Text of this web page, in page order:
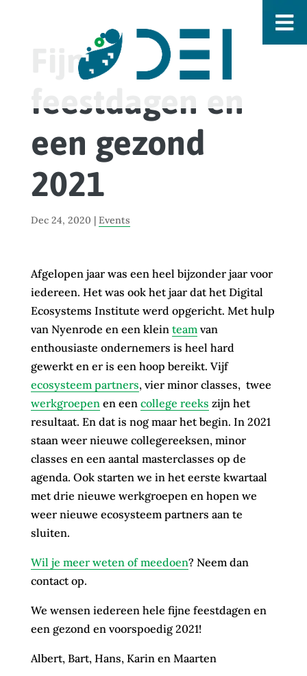
Fijne
feestdagen en
een gezond
2021
Dec 24, 2020 | Events
Afgelopen jaar was een heel bijzonder jaar voor
iedereen. Het was ook het jaar dat het Digital
Ecosystems Institute werd opgericht. Met hulp
van Nyenrode en een klein teamvan
enthousiaste ondernemers is heel hard
gewerkt en er is een hoop bereikt. Vijf
ecosysteem partners, vier minor classes, twee
werkgroepenen een college reeks zijn het
resultaat. En dat is nog maar het begin. In 2021
staan weer nieuwe collegereeksen, minor
classes en een aantal masterclasses op de
agenda. Ook starten we in het eerste kwartaal
met drie nieuwe werkgroepen en hopen we
weer nieuwe ecosysteem partners aan te
sluiten.
Wil je meer weten of meedoen? Neem dan
contact op.
We wensen iedereen hele fijne feestdagen en
een gezond en voorspoedig 2021!
Albert, Bart, Hans, Karin en Maarten